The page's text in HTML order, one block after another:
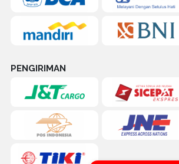
PENGIRIMAN